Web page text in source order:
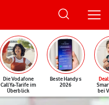
Die Vodafone
CallYa-Tarife im
Überblick
Beste Handys
2026
Deal
bei